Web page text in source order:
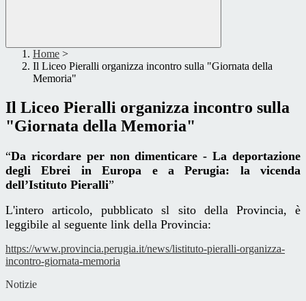
Home >
Il Liceo Pieralli organizza incontro sulla "Giornata della
Memoria"
Il Liceo Pieralli organizza incontro sulla
"Giornata della Memoria"
“Da ricordare per non dimenticare - La deportazione
degli Ebrei in Europa e a Perugia: la vicenda
dell’Istituto Pieralli”
L'intero articolo, pubblicato sl sito della Provincia, è
leggibile al seguente link della Provincia:
https://www.provincia.perugia.it/news/listituto-pieralli-organizza-
incontro-giornata-memoria
Notizie